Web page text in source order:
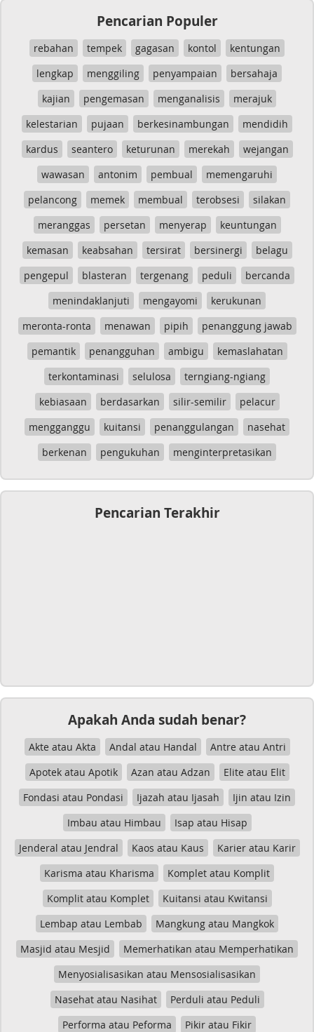
Pencarian Populer
rebahan tempek gagasan kontol
kentungan
lengkap
menggiling penyampaian
bersahaja
kajian
pengemasan menganalisis
merajuk
kelestarian
pujaan berkesinambungan
mendidih
kardus
seantero keturunan merekah
wejangan
wawasan
antonim pembual
memengaruhi
pelancong
memek membual terobsesi
silakan
meranggas
persetan menyerap
keuntungan
kemasan
keabsahan tersirat bersinergi
belagu
pengepul
blasteran tergenang peduli
bercanda
menindaklanjuti
mengayomi
kerukunan
meronta-ronta
menawan pipih
penanggung jawab
pemantik
penangguhan ambigu
kemaslahatan
terkontaminasi
selulosa
terngiang-ngiang
kebiasaan
berdasarkan silir-semilir
pelacur
mengganggu
kuitansi penanggulangan
nasehat
berkenan
pengukuhan menginterpretasikan
Pencarian Terakhir
Apakah Anda sudah benar?
Akte atau Akta Andal atau Handal
Antre atau Antri
Apotek atau Apotik
Azan atau Adzan
Elite atau Elit
Fondasi atau Pondasi
Ijazah atau Ijasah
Ijin atau Izin
Imbau atau Himbau
Isap atau Hisap
Jenderal atau Jendral
Kaos atau Kaus
Karier atau Karir
Karisma atau Kharisma
Komplet atau Komplit
Komplit atau Komplet
Kuitansi atau Kwitansi
Lembap atau Lembab
Mangkung atau Mangkok
Masjid atau Mesjid
Memerhatikan atau Memperhatikan
Menyosialisasikan atau Mensosialisasikan
Nasehat atau Nasihat
Perduli atau Peduli
Performa atau Peforma
Pikir atau Fikir